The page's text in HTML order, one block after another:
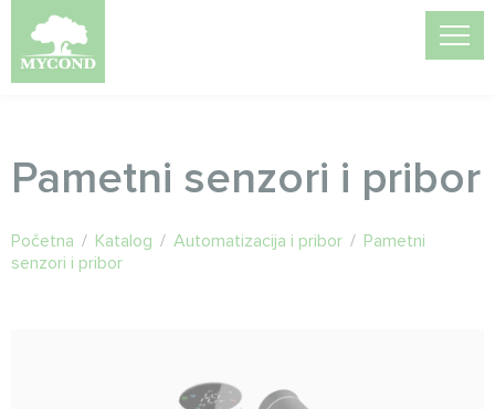
Pametni senzori i pribor
Početna / Katalog / Automatizacija i pribor / Pametni
senzori i pribor